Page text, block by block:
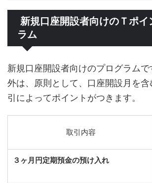
新規口座開設者向けのＴポイ
ラム
新規口座開設者向けのプログラム
外は、原則として、口座開設月を含
引によってポイントがつきます。
取引内容
３ヶ月円定期預金の預け入れ